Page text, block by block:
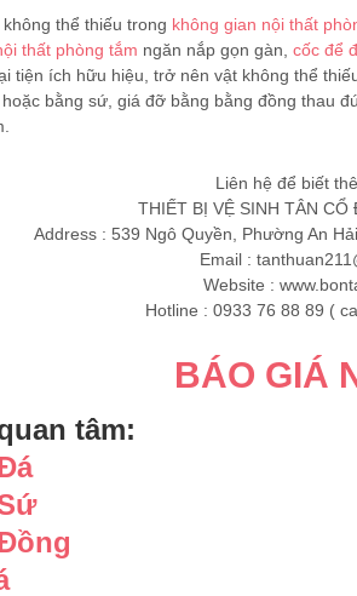
thể thiếu trong không gian nội thất
thất phòng tắm ngăn nắp gọn gàn, cốc để
tiện ích hữu hiệu, trở nên vật không thể
hoặc bằng sứ, giá đỡ bằng bằng đồng thau
Liên hệ để biết
THIẾT BỊ VỆ SINH TÂN CỔ
Address : 539 Ngô Quyền, Phường An
Email :
Website :
Hotline : 0933 76 88 89 (
BÁO GIÁ
tâm: